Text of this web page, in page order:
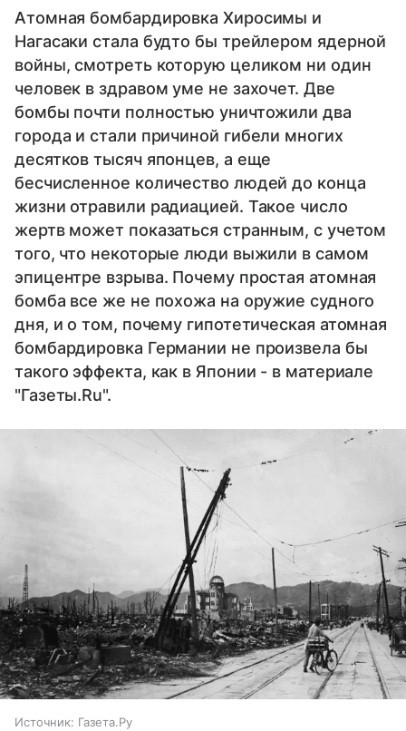
Атомная бомбардировка Хиросимы и
Нагасаки стала будто бы трейлером ядерной
войны, смотреть которую целиком ни один
человек в здравом уме не захочет. Две
бомбы почти полностью уничтожили два
города и стали причиной гибели многих
десятков тысяч японцев, а еще
бесчисленное количество людей до конца
жизни отравили радиацией. Такое число
жертв может показаться странным, с учетом
того, что некоторые люди выжили в самом
эпицентре взрыва. Почему простая атомная
бомба все же не похожа на оружие судного
дня, и о том, почему гипотетическая атомная
бомбардировка Германии не произвела бы
такого эффекта, как в Японии - в материале
"Газеты.Ru".
Источник: Газета.Ру